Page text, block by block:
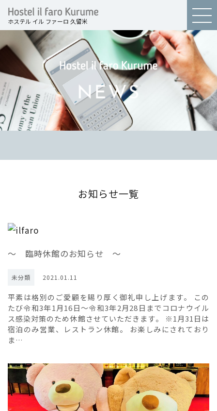
ホステル イル ファーロ 久留米
お知らせ一覧
～ 臨時休館のお知らせ ～
未分類 2021.01.11
平素は格別のご愛顧を賜り厚く御礼申し上げます。 この
たび令和3年1月16日～令和3年2月28日までコロナウイル
ス感染対策のため休館させていただきます。 ※1月31日は
宿泊のみ営業、レストラン休館。 お楽しみにされており
ま…